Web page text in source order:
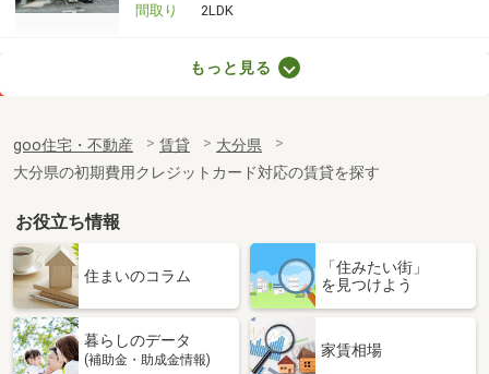
間取り
2LDK
大分県大分市賀来南１丁目
専有面積
29.47m²
間取り
1K
大分県大分市原新町
価 格
6.90万円
大分県大分市原新町
専有面積 66.16m²
間取り
もっと見る
goo住宅・不動産 賃貸
大分県
大分県の初期費用クレジットカード対応の賃貸を探す
お役立ち情報
住まいのコラム
「住みたい街」
を見つけよう
暮らしのデータ
(補助金・助成金情報)
家賃相場